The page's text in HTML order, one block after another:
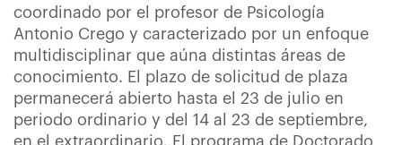
coordinado por el profesor de Psicología
Antonio Crego y caracterizado por un enfoque
multidisciplinar que aúna distintas áreas de
conocimiento. El plazo de solicitud de plaza
permanecerá abierto hasta el 23 de julio en
periodo ordinario y del 14 al 23 de septiembre,
en el extraordinario. El programa de Doctorado